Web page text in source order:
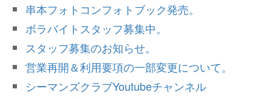
串本フォトコンフォトブック発売。
ボラバイトスタッフ募集中。
スタッフ募集のお知らせ。
営業再開＆利用要項の一部変更について。
シーマンズクラブYoutubeチャンネル